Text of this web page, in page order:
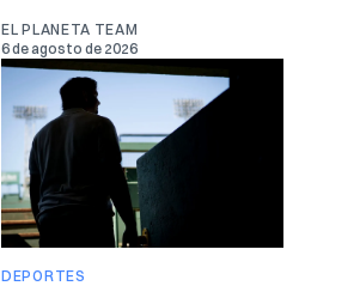
EL PLANETA TEAM
6 de agosto de 2026
DEPORTES